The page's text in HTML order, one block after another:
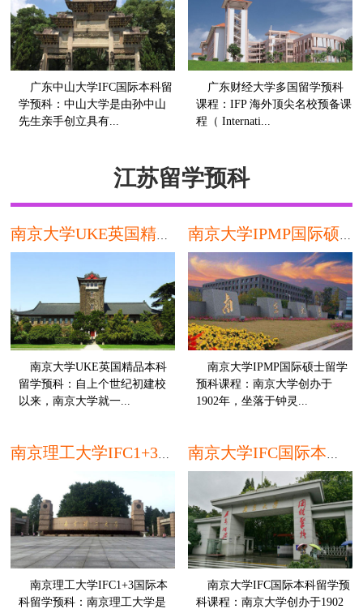
广东中山大学IFC国际本科留
学预科：中山大学是由孙中山
先生亲手创立具有...
广东财经大学多国留学预科
课程：IFP 海外顶尖名校预备课
程（ Internati...
江苏留学预科
南京大学UKE英国精品本科留学预科
南京大学UKE英国精品本科
留学预科：自上个世纪初建校
以来，南京大学就一...
南京大学IPMP国际硕士留学预科课程
南京大学IPMP国际硕士留学
预科课程：南京大学创办于
1902年，坐落于钟灵...
南京理工大学IFC1+3国际本
科留学预科：南京理工大学是
南京大学IFC国际本科留学预
科课程：南京大学创办于1902